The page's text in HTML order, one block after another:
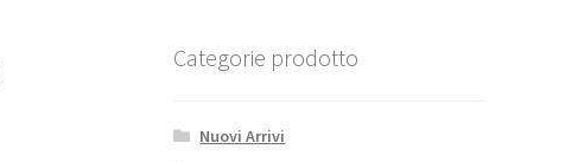
Categorie prodotto
Nuovi Arrivi